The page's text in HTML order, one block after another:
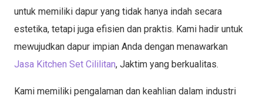
untuk memiliki dapur yang tidak hanya indah secara
estetika, tetapi juga efisien dan praktis. Kami hadir untuk
mewujudkan dapur impian Anda dengan menawarkan
Jasa Kitchen Set Cililitan, Jaktim yang berkualitas.
Kami memiliki pengalaman dan keahlian dalam industri